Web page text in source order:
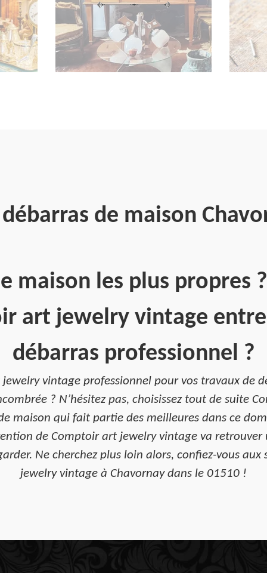
de maison
maison les plus propres
art jewelry vintage
débarras professionnel ?
vintage professionnel pour vos travaux de
? N’hésitez pas, choisissez tout de suite
maison qui fait partie des meilleures dans ce
de Comptoir art jewelry vintage va retrouver
Ne cherchez plus loin alors, confiez-vous
jewelry vintage à Chavornay dans le 01510 !